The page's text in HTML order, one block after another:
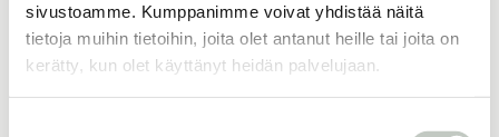
sivustoamme. Kumppanimme voivat yhdistää näitä
tietoja muihin tietoihin, joita olet antanut heille tai joita on
kerätty, kun olet käyttänyt heidän palvelujaan.
Oletko jo jäsen?
Kirjaudu sisään